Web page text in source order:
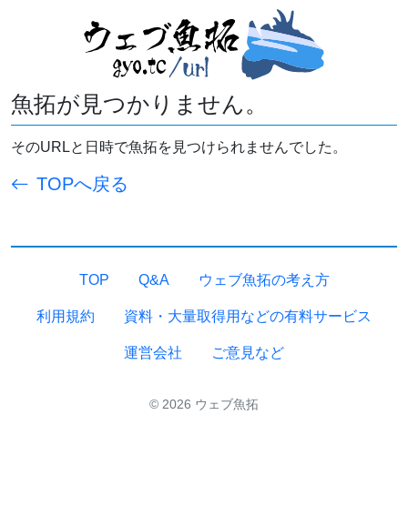
魚拓が見つかりません。
そのURLと日時で魚拓を見つけられませんでした。
TOPへ戻る
TOP Q&A ウェブ魚拓の考え方
利用規約 資料・大量取得用などの有料サービス
運営会社 ご意見など
© 2026 ウェブ魚拓